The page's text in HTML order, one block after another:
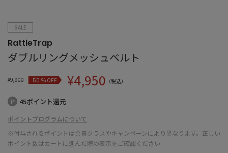
SALE
RattleTrap
ダブルリングメッシュベルト
¥9,900 50% OFF ¥4,950 （税込）
45ポイント還元
ポイントプログラムについて
※付与されるポイントは会員クラスやキャンペーンにより異なります。正しい
ポイント数はカートに進んだ際の表示をご確認ください